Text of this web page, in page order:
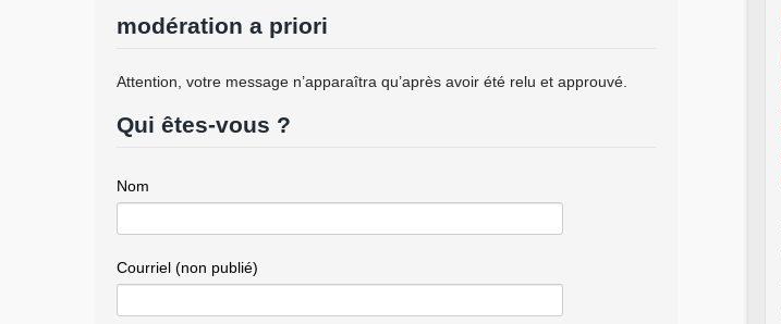
modération a priori
Attention, votre message n’apparaîtra qu’après avoir été relu et approuvé.
Qui êtes-vous ?
Nom
Courriel (non publié)